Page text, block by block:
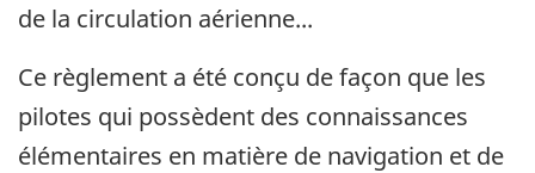
de la circulation aérienne...
Ce règlement a été conçu de façon que les
pilotes qui possèdent des connaissances
élémentaires en matière de navigation et de